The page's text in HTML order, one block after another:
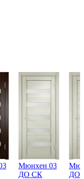
Мюнхен 03
ДО СК
ДО